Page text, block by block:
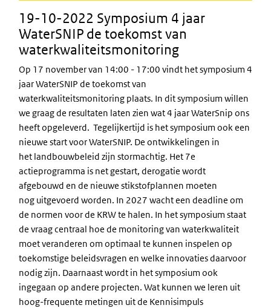
19-10-2022 Symposium 4 jaar
WaterSNIP de toekomst van
waterkwaliteitsmonitoring
Op 17 november van 14:00 - 17:00 vindt het symposium 4
jaar WaterSNIP de toekomst van
waterkwaliteitsmonitoring plaats. In dit symposium willen
we graag de resultaten laten zien wat 4 jaar WaterSnip ons
heeft opgeleverd. Tegelijkertijd is het symposium ook een
nieuwe start voor WaterSNIP. De ontwikkelingen in
het landbouwbeleid zijn stormachtig. Het 7e
actieprogramma is net gestart, derogatie wordt
afgebouwd en de nieuwe stikstofplannen moeten
nog uitgevoerd worden. In 2027 wacht een deadline om
de normen voor de KRWte halen. In het symposium staat
de vraag centraal hoe de monitoring van waterkwaliteit
moet veranderen om optimaal te kunnen inspelen op
toekomstige beleidsvragen en welke innovaties daarvoor
nodig zijn. Daarnaast wordt in het symposium ook
ingegaan op andere projecten. Wat kunnen we leren uit
hoog-frequente metingen uit de Kennisimpuls